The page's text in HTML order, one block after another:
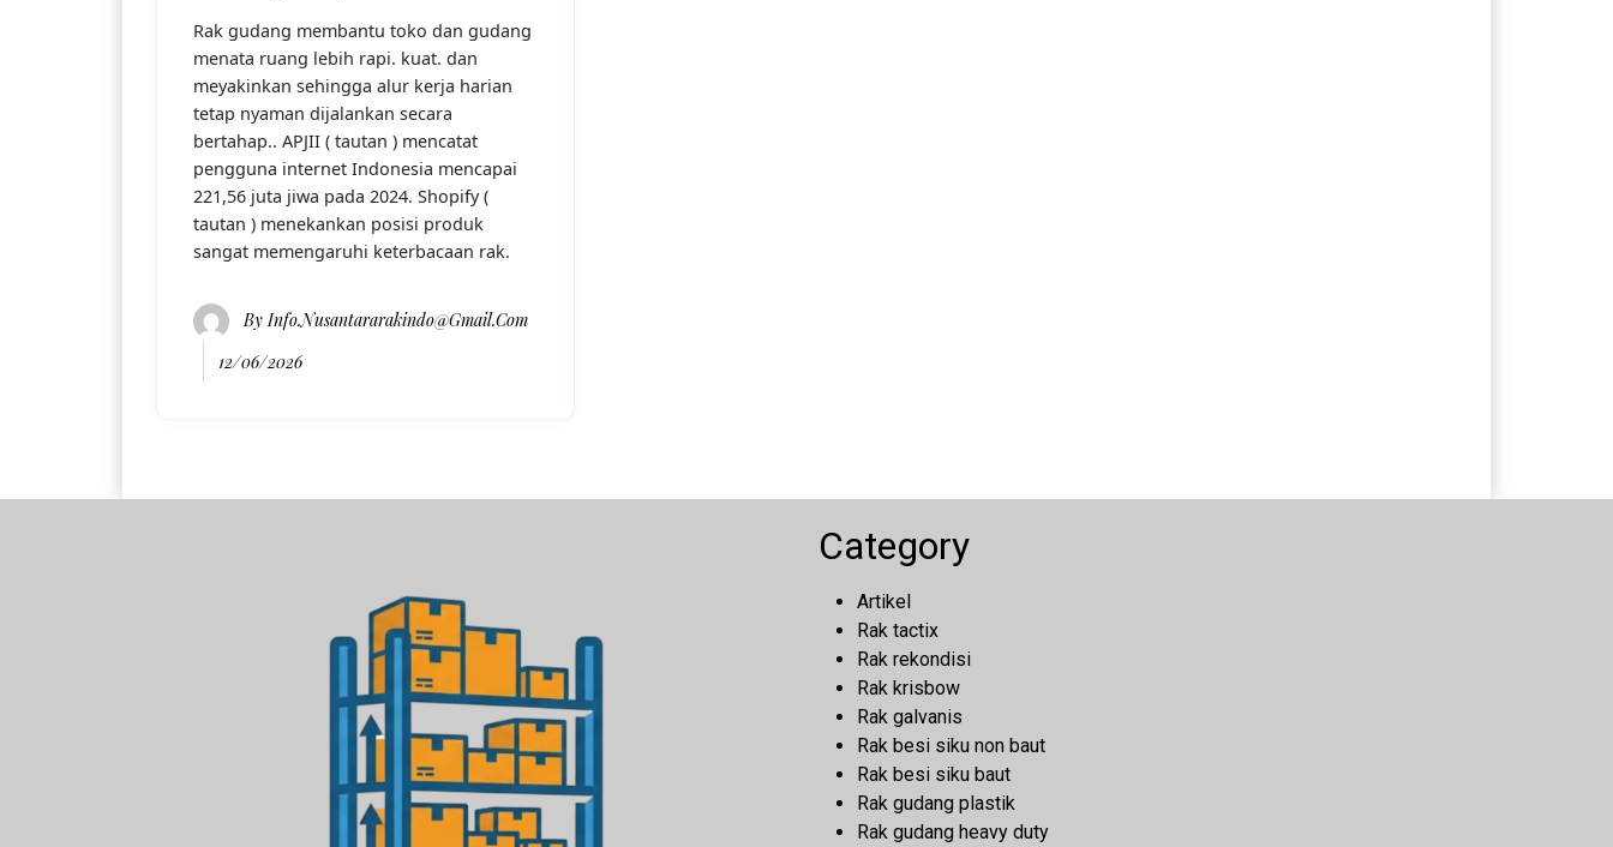
Rak gudang membantu toko dan gudang
menata ruang lebih rapi. kuat. dan
meyakinkan sehingga alur kerja harian
tetap nyaman dijalankan secara
bertahap.. APJII ( tautan ) mencatat
pengguna internet Indonesia mencapai
221,56 juta jiwa pada 2024. Shopify (
tautan ) menekankan posisi produk
sangat memengaruhi keterbacaan rak.
ByInfo.nusantararakindo@gmail.com
12/06/2026
Category
Artikel
Rak tactix
Rak rekondisi
Rak krisbow
Rak galvanis
Rak besi siku non baut
Rak besi siku baut
Rak gudang plastik
Rak gudang heavy duty